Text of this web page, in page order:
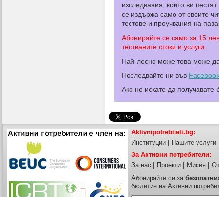
изследвания, които ви
се издържа само от своите
тестове и проучвания на
Абонирайте се само за 15
тестваните стоки и услуги.
Най-лесно може това може
Последвайте ни във Facebook
Ако не искате да
Aktivnipotrebiteli.bg:
Институции
Нашите услуги
За Активни потребители:
За нас
Проекти Мисия
Абонирайте се за
бюлетин на Активни